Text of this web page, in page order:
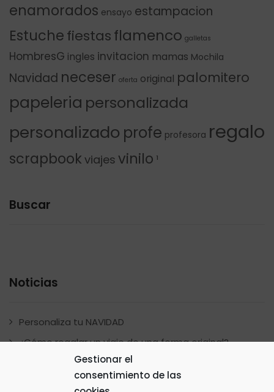
Gestionar el
consentimiento de las
enamorados ensayo estampacion
Estuchefiestasflamenco galletas
HombresG ingles invitacion mamas Mochila
Navidad neceser oferta original palomitero
papeleria personalizada
personalizado profe profesora regalo
scrapbook viajes vinilo ¹
Buscar
Noticias
Personaliza tu NAVIDAD
¿Cómo regalar un viaje de una forma original?
Álbum scrapbook México
Álbum scrapbook Pokemon